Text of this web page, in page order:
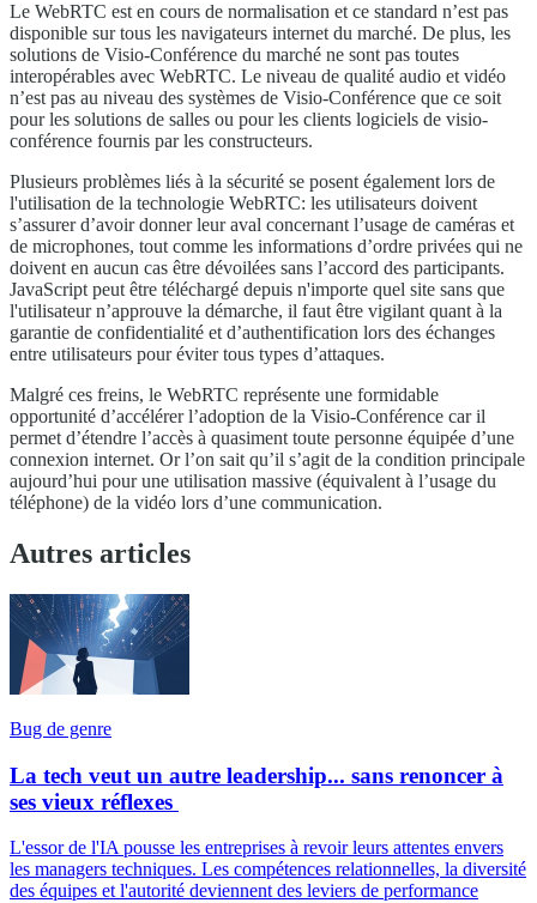
Le WebRTC est en cours de normalisation et ce standard n’est pas
disponible sur tous les navigateurs internet du marché. De plus, les
solutions de Visio-Conférence du marché ne sont pas toutes
interopérables avec WebRTC. Le niveau de qualité audio et vidéo
n’est pas au niveau des systèmes de Visio-Conférence que ce soit
pour les solutions de salles ou pour les clients logiciels de visio-
conférence fournis par les constructeurs.
Plusieurs problèmes liés à la sécurité se posent également lors de
l'utilisation de la technologie WebRTC: les utilisateurs doivent
s’assurer d’avoir donner leur aval concernant l’usage de caméras et
de microphones, tout comme les informations d’ordre privées qui ne
doivent en aucun cas être dévoilées sans l’accord des participants.
JavaScript peut être téléchargé depuis n'importe quel site sans que
l'utilisateur n’approuve la démarche, il faut être vigilant quant à la
garantie de confidentialité et d’authentification lors des échanges
entre utilisateurs pour éviter tous types d’attaques.
Malgré ces freins, le WebRTC représente une formidable
opportunité d’accélérer l’adoption de la Visio-Conférence car il
permet d’étendre l’accès à quasiment toute personne équipée d’une
connexion internet. Or l’on sait qu’il s’agit de la condition principale
aujourd’hui pour une utilisation massive (équivalent à l’usage du
téléphone) de la vidéo lors d’une communication.
Autres articles
Bug de genre
La tech veut un autre leadership... sans renoncer à
ses vieux réflexes
L'essor de l'IA pousse les entreprises à revoir leurs attentes envers
les managers techniques. Les compétences relationnelles, la diversité
des équipes et l'autorité deviennent des leviers de performance